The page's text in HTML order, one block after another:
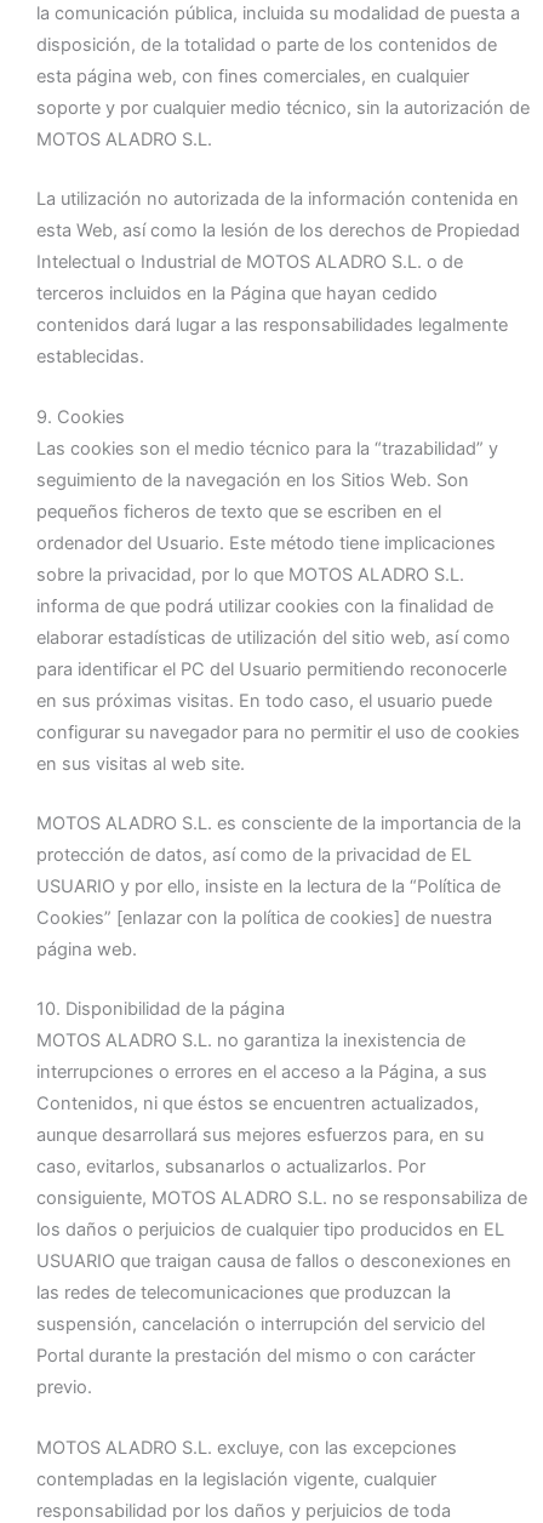
la comunicación pública, incluida su modalidad de puesta a
disposición, de la totalidad o parte de los contenidos de
esta página web, con fines comerciales, en cualquier
soporte y por cualquier medio técnico, sin la autorización de
MOTOS ALADRO S.L.
La utilización no autorizada de la información contenida en
esta Web, así como la lesión de los derechos de Propiedad
Intelectual o Industrial de MOTOS ALADRO S.L. o de
terceros incluidos en la Página que hayan cedido
contenidos dará lugar a las responsabilidades legalmente
establecidas.
9. Cookies
Las cookies son el medio técnico para la “trazabilidad” y
seguimiento de la navegación en los Sitios Web. Son
pequeños ficheros de texto que se escriben en el
ordenador del Usuario. Este método tiene implicaciones
sobre la privacidad, por lo que MOTOS ALADRO S.L.
informa de que podrá utilizar cookies con la finalidad de
elaborar estadísticas de utilización del sitio web, así como
para identificar el PC del Usuario permitiendo reconocerle
en sus próximas visitas. En todo caso, el usuario puede
configurar su navegador para no permitir el uso de cookies
en sus visitas al web site.
MOTOS ALADRO S.L. es consciente de la importancia de la
protección de datos, así como de la privacidad de EL
USUARIO y por ello, insiste en la lectura de la “Política de
Cookies” [enlazar con la política de cookies] de nuestra
página web.
10. Disponibilidad de la página
MOTOS ALADRO S.L. no garantiza la inexistencia de
interrupciones o errores en el acceso a la Página, a sus
Contenidos, ni que éstos se encuentren actualizados,
aunque desarrollará sus mejores esfuerzos para, en su
caso, evitarlos, subsanarlos o actualizarlos. Por
consiguiente, MOTOS ALADRO S.L. no se responsabiliza de
los daños o perjuicios de cualquier tipo producidos en EL
USUARIO que traigan causa de fallos o desconexiones en
las redes de telecomunicaciones que produzcan la
suspensión, cancelación o interrupción del servicio del
Portal durante la prestación del mismo o con carácter
previo.
MOTOS ALADRO S.L. excluye, con las excepciones
contempladas en la legislación vigente, cualquier
responsabilidad por los daños y perjuicios de toda